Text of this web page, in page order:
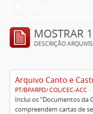
MOSTRAR
DESCRIÇÃO
Arquivo Canto e
PT/BPARPD/ COL/CEC-ACC
Inclui os “Documentos da
compreendem cartas de